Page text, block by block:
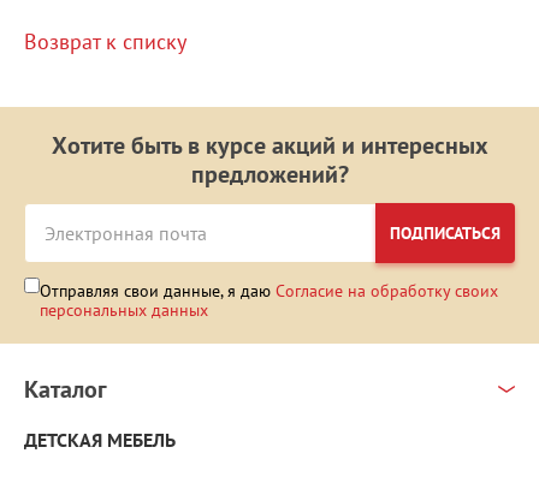
Возврат к списку
Хотите быть в курсе акций и интересных
предложений?
ПОДПИСАТЬСЯ
Отправляя свои данные, я даю Согласие на обработку своих
персональных данных
Каталог
ДЕТСКАЯ МЕБЕЛЬ